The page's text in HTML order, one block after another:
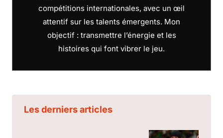
compétitions internationales, avec un œil
attentif sur les talents émergents. Mon
objectif : transmettre l’énergie et les
histoires qui font vibrer le jeu.
Les derniers articles